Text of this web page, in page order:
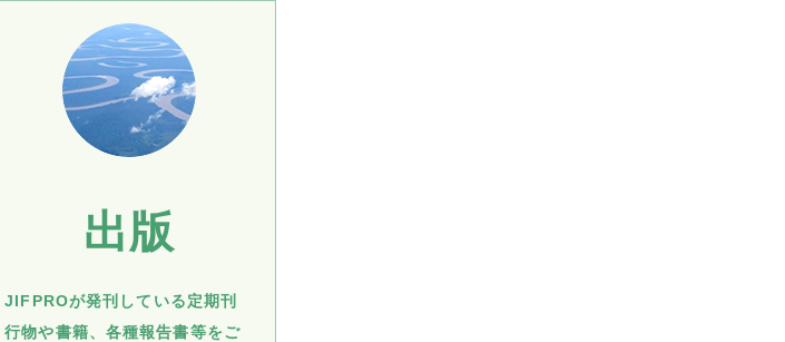
出版
JIFPROが発刊している定期刊
行物や書籍、各種報告書等をご